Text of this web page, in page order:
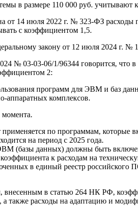
в размере 110 000 руб.
от 14 июля 2022 г. № 323-ФЗ
с коэффициентом 1,5.
закону от 12 июля 2024 г.
№ 03-03-06/1/96344 говорится, что
2:
программ для ЭВМ и баз
аппаратных комплексов.
по программам, которые
на период с 2025 года.
(базы данных) должны быть
к расходам на
в единый реестр российского
внесенным в статью 264 НК РФ,
также расходы на адаптацию и